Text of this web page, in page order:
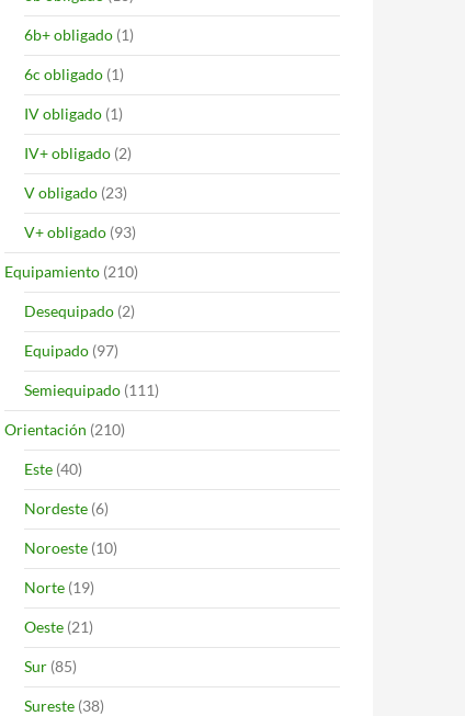
6b+ obligado (1)
6c obligado (1)
IV obligado (1)
IV+ obligado (2)
V obligado (23)
V+ obligado (93)
Equipamiento (210)
Desequipado (2)
Equipado (97)
Semiequipado (111)
Orientación (210)
Este (40)
Nordeste (6)
Noroeste (10)
Norte (19)
Oeste (21)
Sur (85)
Sureste (38)